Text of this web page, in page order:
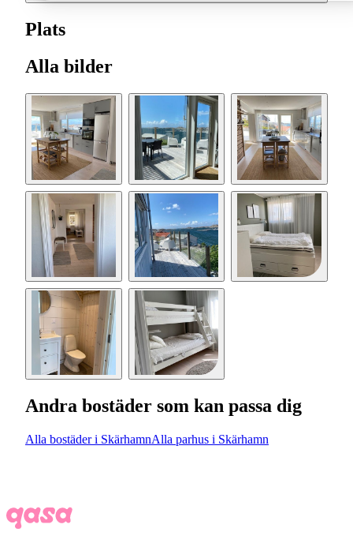
Plats
Alla bilder
Andra bostäder som kan passa dig
Alla bostäder i SkärhamnAlla parhus i Skärhamn